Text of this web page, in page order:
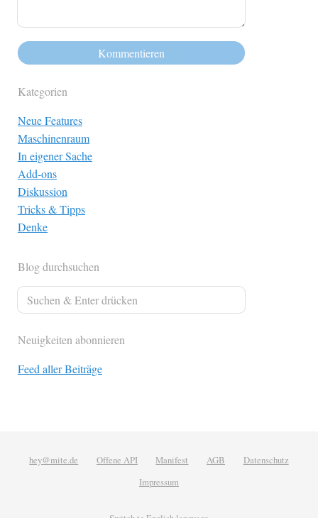
Kategorien
Neue Features
Maschinenraum
In eigener Sache
Add-ons
Diskussion
Tricks & Tipps
Denke
Blog durchsuchen
Neuigkeiten abonnieren
Feed aller Beiträge
hey@mite.de Offene API Manifest AGB
Datenschutz
Impressum